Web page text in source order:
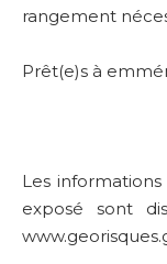
rangement
Prêt(e)s à
Les
exposé sont